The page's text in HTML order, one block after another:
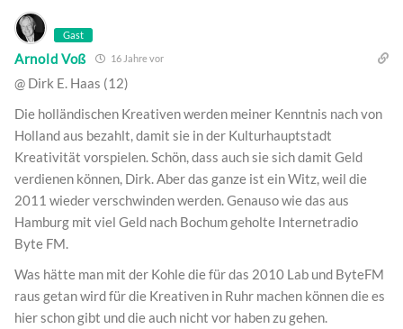
Gast
Arnold Voß 16 Jahre vor
@ Dirk E. Haas (12)
Die holländischen Kreativen werden meiner Kenntnis nach von
Holland aus bezahlt, damit sie in der Kulturhauptstadt
Kreativität vorspielen. Schön, dass auch sie sich damit Geld
verdienen können, Dirk. Aber das ganze ist ein Witz, weil die
2011 wieder verschwinden werden. Genauso wie das aus
Hamburg mit viel Geld nach Bochum geholte Internetradio
Byte FM.
Was hätte man mit der Kohle die für das 2010 Lab und ByteFM
raus getan wird für die Kreativen in Ruhr machen können die es
hier schon gibt und die auch nicht vor haben zu gehen.